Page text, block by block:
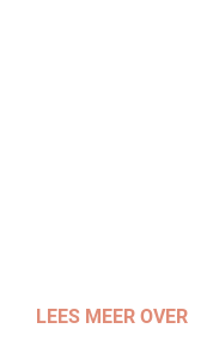
LEES MEER OVER